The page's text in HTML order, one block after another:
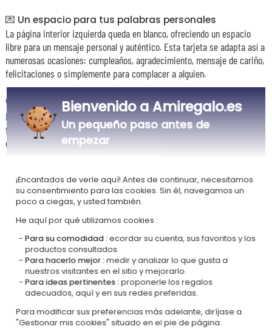
Nuestra empresa Kadocom es
Certificada
Ecovadis Silver
Miembro del
Global Compact
Nuestro enfoque RSE|Glosario de etiquetas
💌 Un espacio para tus palabras personales
La página interior izquierda queda en blanco, ofreciendo un espacio
libre para un mensaje personal y auténtico. Esta tarjeta se adapta así a
numerosas ocasiones: cumpleaños, agradecimiento, mensaje de cariño,
felicitaciones o simplemente para complacer a alguien.
🖨️ Una calidad de impresión cuidada
Impresa en papel cartulina de calidad, la tarjeta Flores azules combina
finura gráfica y acabado de alta gama, para un resultado tan agradable
de regalar como de recibir.
Bienvenido a Amiregalo.es
Un pequeño paso antes de
empezar
¡Encantados de verle aquí! Antes de continuar, necesitamos
su consentimiento para las cookies. Sin él, navegamos un
poco a ciegas, y usted también.
He aquí por qué utilizamos cookies :
Para su comodidad : ecordar su cuenta, sus favoritos y los
productos consultados.
Para hacerlo mejor :medir y analizar lo que gusta a
nuestros visitantes en el sitio y mejorarlo.
Para ideas pertinentes :proponerle los regalos
adecuados, aquí y en sus redes preferidas.
Para modificar sus preferencias más adelante, diríjase a
"Gestionar mis cookies" situado en el pie de página.